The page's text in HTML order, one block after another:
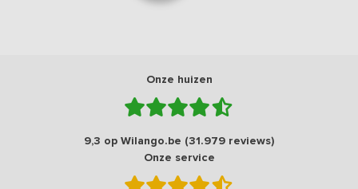
Onze huizen
9,3 op Wilango.be (31.979 reviews)
Onze service